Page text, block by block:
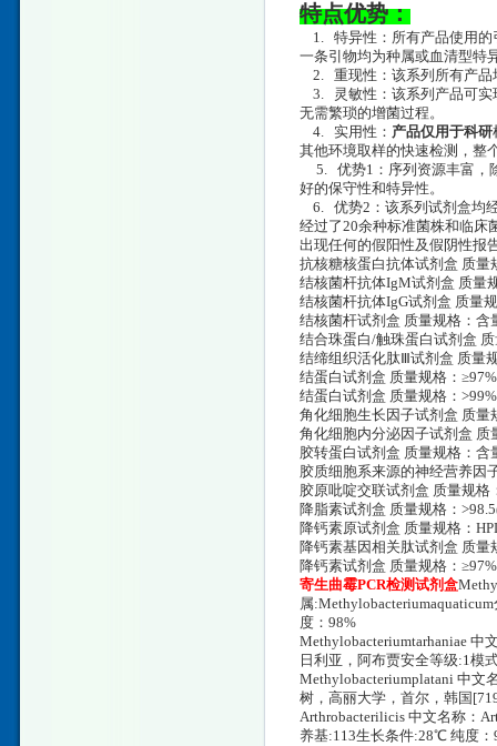
特点优势：
1. 特异性：所有产品使用的
一条引物均为种属或血清型特
2. 重现性：该系列所有产品
3. 灵敏性：该系列产品可实
无需繁琐的增菌过程。
4. 实用性： 产品仅用于科研
其他环境取样的快速检测，整
5. 优势1：序列资源丰富，
好的保守性和特异性。
6. 优势2：该系列试剂盒均
经过了20余种标准菌株和临床
出现任何的假阳性及假阴性报
抗核糖核蛋白抗体试剂盒 质量
结核菌杆抗体IgM试剂盒 质量
结核菌杆抗体IgG试剂盒 质量
结核菌杆试剂盒 质量规格：含
结合珠蛋白/触珠蛋白试剂盒
结缔组织活化肽Ⅲ试剂盒 质量
结蛋白试剂盒 质量规格：
结蛋白试剂盒 质量规格：
角化细胞生长因子试剂盒 质量
角化细胞内分泌因子试剂盒 质
胶转蛋白试剂盒 质量规格：含
胶质细胞系来源的神经营养因
胶原吡啶交联试剂盒 质量规格
降脂素试剂盒 质量规格：
降钙素原试剂盒 质量规格：
降钙素基因相关肽试剂盒 质
降钙素试剂盒 质量规格：
寄生曲霉PCR检测试剂盒
属
度：98%
Methylobacteriumtarhaniae 中
日利亚，阿布贾安全等级:1模
Methylobacteriumplatani 中文
树，高丽大学，首尔，韩国
Arthrobacterilicis 中文名称：
养基:113生长条件:28℃ 纯度：